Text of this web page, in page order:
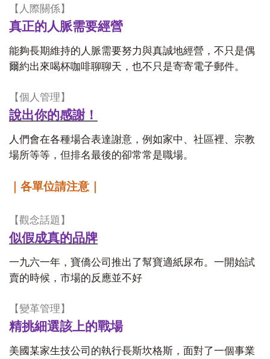
【人際關係】
真正的人脈需要經營
能夠長期維持的人脈需要努力與真誠地經營，不只是偶
爾約出來喝杯咖啡聊聊天，也不只是寄寄電子郵件。
【個人管理】
說出你的感謝！
人們會在各種場合表達謝意，例如家中、社區裡、宗教
場所等等，但排名最後的卻常常是職場。
｜各單位請注意｜
【觀念話題】
似假成真的品牌
一九六一年，寶僑公司推出了幫寶適紙尿布。一開始試
賣的時候，市場的反應並不好
【變革管理】
精挑細選該上的戰場
美國某家生技公司的執行長斯坎格斯，面對了一個事業